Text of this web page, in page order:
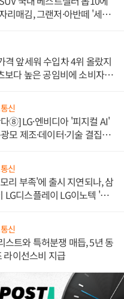
리매김, 그랜저·아반떼 '세단
격 앞세워 수입차 4위 올랐지
보다 높은 공임비에 소비자
신
⑧] LG·엔비디아 '피지컬 AI'
모 제조·데이터·기술 결집
신
리 부족'에 출시 지연되나, 삼
LG디스플레이 LG이노텍 '탈
신
스트와 특허분쟁 매듭, 5년 동
라이선스비 지급